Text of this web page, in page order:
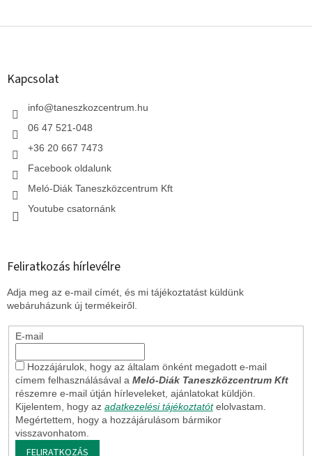
L
Kapcsolat
info@taneszkozcentrum.hu
06 47 521-048
+36 20 667 7473
Facebook oldalunk
Meló-Diák Taneszközcentrum Kft
Youtube csatornánk
Feliratkozás hírlevélre
Adja meg az e-mail címét, és mi tájékoztatást küldünk
webáruházunk új termékeiről.
E-mail
Hozzájárulok, hogy az általam önként megadott e-mail
címem felhasználásával a Meló-Diák Taneszközcentrum Kft
részemre e-mail útján hírleveleket, ajánlatokat küldjön.
Kijelentem, hogy az adatkezelési tájékoztatót elolvastam.
Megértettem, hogy a hozzájárulásom bármikor
visszavonhatom.
FELIRATKOZÁS